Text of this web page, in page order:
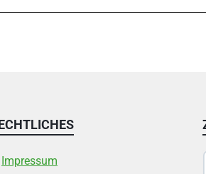
Impressum